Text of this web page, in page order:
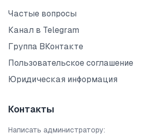
Частые вопросы
Канал в Telegram
Группа ВКонтакте
Пользовательское соглашение
Юридическая информация
Контакты
Написать администратору: